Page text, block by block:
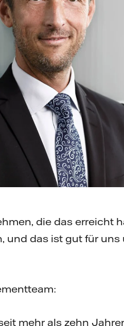
die das erreicht
und das ist gut für uns
mehr als zehn